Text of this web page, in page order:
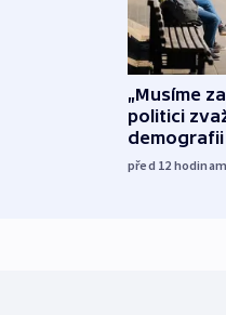
„Musíme
politici
demografii
před 12